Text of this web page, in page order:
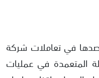
في تعاملات شركة
المتعمدة في عمليات